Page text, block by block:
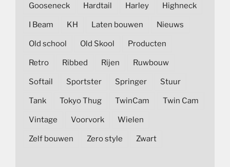
Gooseneck Hardtail Harley Highneck
I Beam KH Laten bouwen Nieuws
Old school Old Skool Producten
Retro Ribbed Rijen Ruwbouw
Softail Sportster Springer Stuur
Tank Tokyo Thug TwinCam Twin Cam
Vintage Voorvork Wielen
Zelf bouwen Zero style Zwart